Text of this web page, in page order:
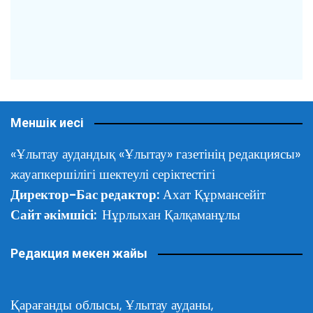
Меншік иесі
«Ұлытау аудандық «Ұлытау» газетінің редакциясы»
жауапкершілігі шектеулі серіктестігі
Директор-Бас редактор: Ахат Құрмансейіт
Сайт әкімшісі: Нұрлыхан Қалқаманұлы
Редакция мекен жайы
Қарағанды облысы, Ұлытау ауданы,